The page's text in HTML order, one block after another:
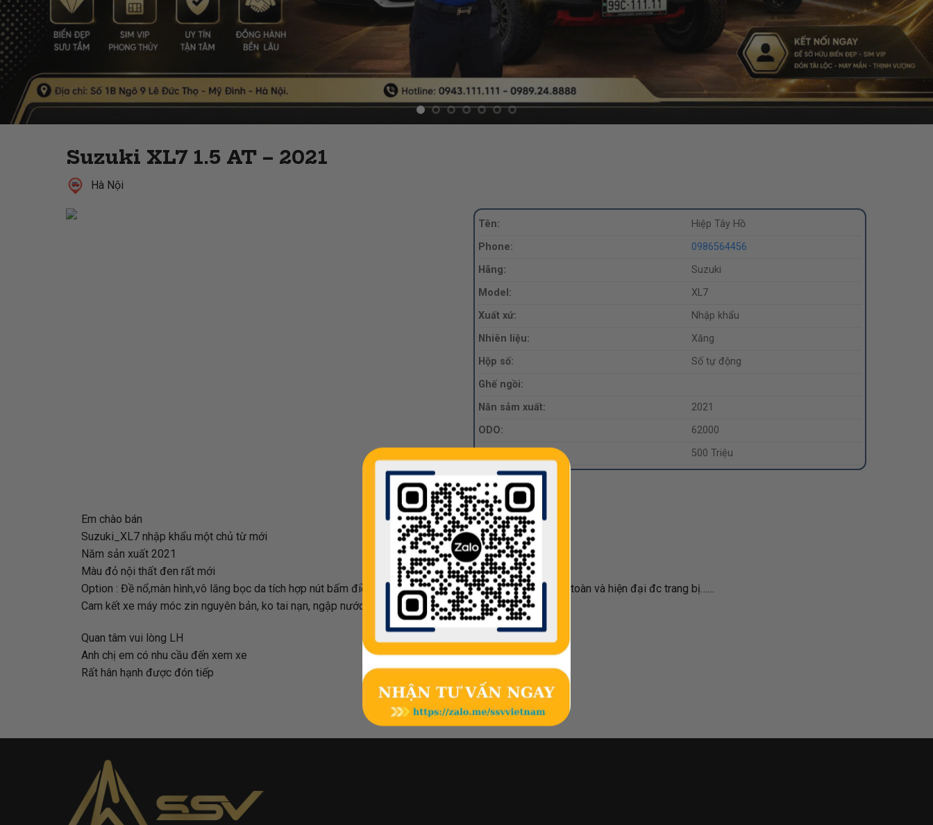
Suzuki XL7 1.5 AT – 2021
Hà Nội
Tên:
Hiệp Tây Hồ
Phone:
0986564456
Hãng:
Suzuki
Model:
XL7
Xuất xứ:
Nhập khẩu
Nhiên liệu:
Xăng
Hộp số:
Số tự động
Ghế ngồi:
Năn sảm xuất:
2021
ODO:
62000
500 Triệu
Em chào bán
Suzuki_XL7 nhập khẩu một chủ từ mới
Năm sản xuất 2021
Màu đỏ nội thất đen rất mới
Option : Đề nổ,màn hình,vô lăng bọc da tích hợp nút bấm điều khiển âm lượng ,và rất nhiều tính năng an toàn và hiện đại đc trang bị……
Cam kết xe máy móc zin nguyên bản, ko tai nạn, ngập nước, check hãng toàn quốc
Quan tâm vui lòng LH
Anh chị em có nhu cầu đến xem xe
Rất hân hạnh được đón tiếp